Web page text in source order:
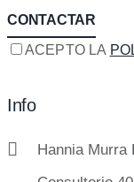
ACEPTO LA
Info
Hannia Murra